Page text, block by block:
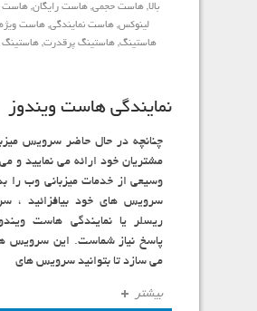
بالا, هاست حجمی, هاست رایگان, هاست
لینوکس, هاست نمایندگی, هاست ویژه
هاستینگ, هاستینگ پرقدرت, هاستینگ
نمایندگی هاست ویندوز
چنانچه در حال حاضر سرویس
مشتریان خود ارائه می نمایید و
وسیعی از خدمات میزبانی وب را
سرویس های خود بیافزائید ،
ریسلر یا نمایندگی هاست
پاسخ نیاز شماست. این سرویس
می سازد تا بتوانید سرویس های
بیشتر